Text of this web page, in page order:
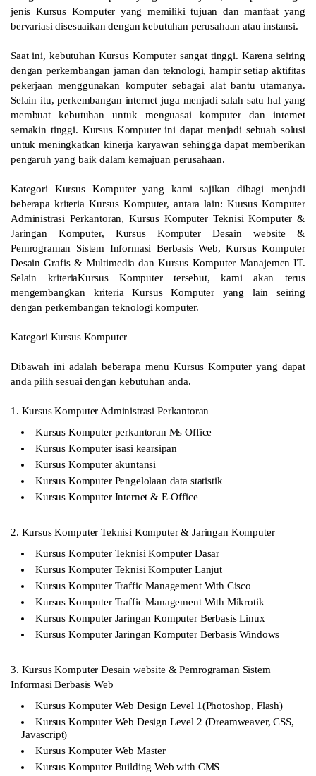
jenis Kursus Komputer yang memiliki tujuan dan manfaat yang
bervariasi disesuaikan dengan kebutuhan perusahaan atau instansi.
Saat ini, kebutuhan Kursus Komputer sangat tinggi. Karena seiring
dengan perkembangan jaman dan teknologi, hampir setiap aktifitas
pekerjaan menggunakan komputer sebagai alat bantu utamanya.
Selain itu, perkembangan internet juga menjadi salah satu hal yang
membuat kebutuhan untuk menguasai komputer dan internet
semakin tinggi. Kursus Komputer ini dapat menjadi sebuah solusi
untuk meningkatkan kinerja karyawan sehingga dapat memberikan
pengaruh yang baik dalam kemajuan perusahaan.
Kategori Kursus Komputer yang kami sajikan dibagi menjadi
beberapa kriteria Kursus Komputer, antara lain: Kursus Komputer
Administrasi Perkantoran, Kursus Komputer Teknisi Komputer &
Jaringan Komputer, Kursus Komputer Desain website &
Pemrograman Sistem Informasi Berbasis Web, Kursus Komputer
Desain Grafis & Multimedia dan Kursus Komputer Manajemen IT.
Selain kriteriaKursus Komputer tersebut, kami akan terus
mengembangkan kriteria Kursus Komputer yang lain seiring
dengan perkembangan teknologi komputer.
Kategori Kursus Komputer
Dibawah ini adalah beberapa menu Kursus Komputer yang dapat
anda pilih sesuai dengan kebutuhan anda.
1. Kursus Komputer Administrasi Perkantoran
Kursus Komputer perkantoran Ms Office
Kursus Komputer isasi kearsipan
Kursus Komputer akuntansi
Kursus Komputer Pengelolaan data statistik
Kursus Komputer Internet & E-Office
2. Kursus Komputer Teknisi Komputer & Jaringan Komputer
Kursus Komputer Teknisi Komputer Dasar
Kursus Komputer Teknisi Komputer Lanjut
Kursus Komputer Traffic Management With Cisco
Kursus Komputer Traffic Management With Mikrotik
Kursus Komputer Jaringan Komputer Berbasis Linux
Kursus Komputer Jaringan Komputer Berbasis Windows
3. Kursus Komputer Desain website & Pemrograman Sistem
Informasi Berbasis Web
Kursus Komputer Web Design Level 1(Photoshop, Flash)
Kursus Komputer Web Design Level 2 (Dreamweaver, CSS,
Javascript)
Kursus Komputer Web Master
Kursus Komputer Building Web with CMS